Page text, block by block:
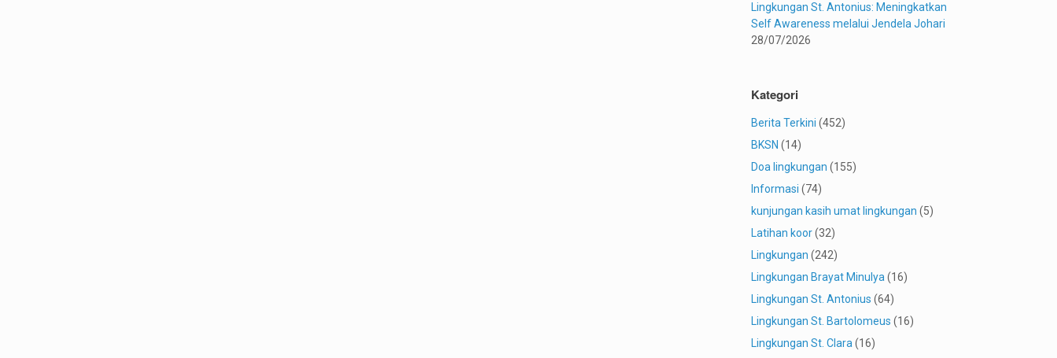
Lingkungan St. Antonius: Meningkatkan
Self Awareness melalui Jendela Johari
28/07/2026
Kategori
Berita Terkini (452)
BKSN (14)
Doa lingkungan (155)
Informasi (74)
kunjungan kasih umat lingkungan (5)
Latihan koor(32)
Lingkungan (242)
Lingkungan Brayat Minulya (16)
Lingkungan St. Antonius (64)
Lingkungan St. Bartolomeus (16)
Lingkungan St. Clara (16)